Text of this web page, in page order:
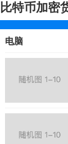
比特币加密
电脑